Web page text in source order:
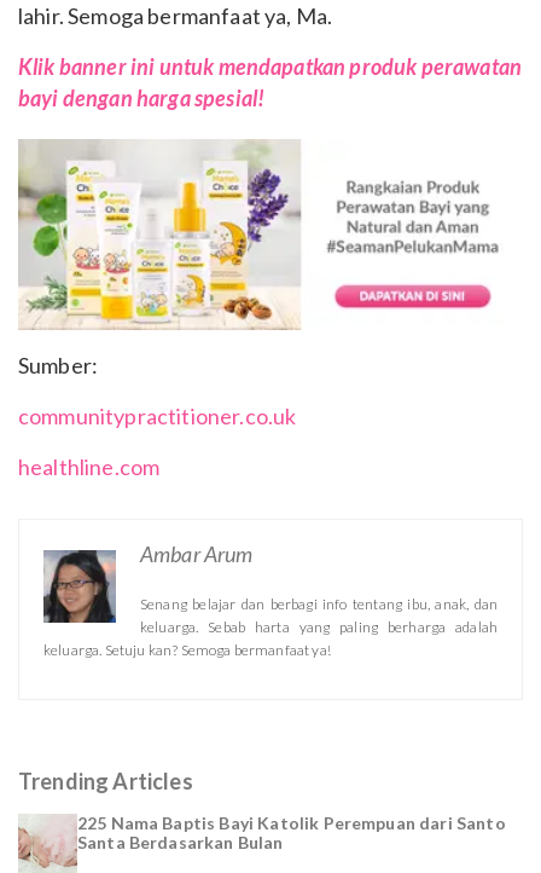
lahir. Semoga bermanfaat ya, Ma.
Klik banner ini untuk mendapatkan produk perawatan
bayi dengan harga spesial!
Sumber:
communitypractitioner.co.uk
healthline.com
Ambar Arum
Senang belajar dan berbagi info tentang ibu, anak, dan
keluarga. Sebab harta yang paling berharga adalah
keluarga. Setuju kan? Semoga bermanfaat ya!
Trending Articles
225 Nama Baptis Bayi Katolik Perempuan dari Santo
Santa Berdasarkan Bulan